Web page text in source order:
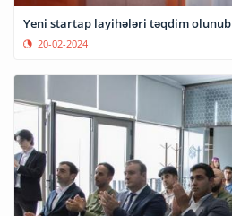
Yeni startap layihələri təqdim olunub
20-02-2024